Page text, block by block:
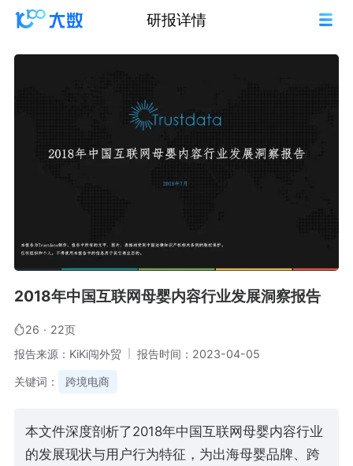
研报详情
2018年中国互联网母婴内容行业发展洞察报告
26 · 22页
报告来源：KiKi闯外贸
报告时间：2023-04-05
关键词： 跨境电商
本文件深度剖析了2018年中国互联网母婴内容行业
的发展现状与用户行为特征，为出海母婴品牌、跨